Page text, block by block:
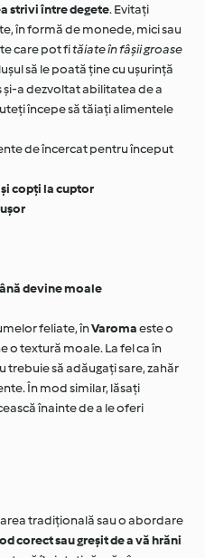
strivi între degete. Evitați
în formă de monede, mici sau
care pot fităiate în fâșii groase
să le poată ține cu ușurință
și-a dezvoltat abilitatea de a
începe să tăiați alimentele
de încercat pentru început
copți la cuptor
devine moale
feliate, înVaromaeste o
o textură moale. La fel ca în
trebuie să adăugați sare, zahăr
În mod similar, lăsați
înainte de a le oferi
tradițională sau o abordare
corect sau greșit de a vă hrăni